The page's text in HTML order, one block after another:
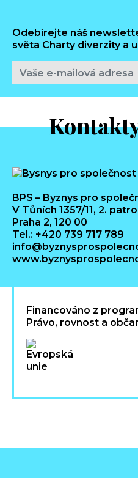
Odebírejte náš
světa Charty diverzity a
BPS – Byznys pro
V Tůních 1357/11, 2. patro
Praha 2, 120 00
Tel.: +420 739 717 789
Financováno z
Právo, rovnost a